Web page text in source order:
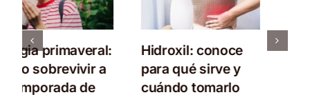
Glucomanano:
descubre qué es y
por qué sirve para
Desmaquillante de
ojos de Farmacia
¿Cuál elegir para